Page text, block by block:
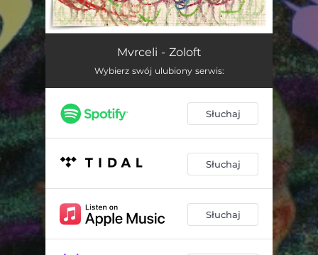
Jak Tam Chłopie?
Lubelska Granat 02:46
Odkryty w Mieście Krzyk 02:40
Fifa 2002 02:26
Ketilept Retard 300mg 02:24
Mvrceli - Zoloft
Wybierz swój ulubiony serwis:
Słuchaj
Słuchaj
Słuchaj